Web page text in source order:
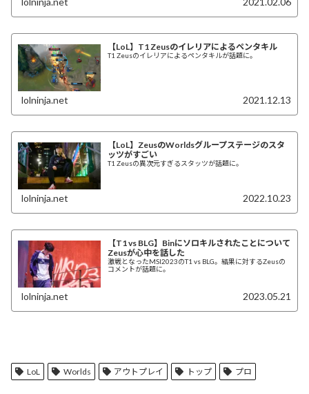
【LoL】T1 Zeusのイレリアによるペンタキル
T1 Zeusのイレリアによるペンタキルが話題に。
lolninja.net 2021.12.13
【LoL】ZeusのWorldsグループステージのスタ
ッツがすごい
T1 Zeusの異次元すぎるスタッツが話題に。
lolninja.net 2022.10.23
【T1 vs BLG】Binにソロキルされたことについて
Zeusが心中を話した
激戦となったMSI2023のT1 vs BLG。結果に対するZeusの
コメントが話題に。
lolninja.net 2023.05.21
LoL Worlds アウトプレイ トップ プロ